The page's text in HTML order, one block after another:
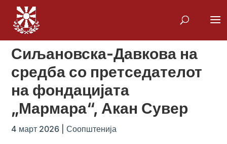
Сиљановска-Давкова на
средба со претседателот
на фондацијата
„Мармара“, Акан Сувер
4 март 2026 |Соопштенија